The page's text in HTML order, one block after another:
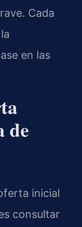
Cada
en las
de
inicial
consultar